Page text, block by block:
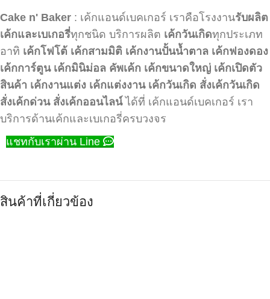
Cake n' Baker : เค้กแอนด์เบคเกอร์ เราคือโรงงานรับผลิต
เค้กและเบเกอรี่ทุกชนิด บริการผลิต เค้กวันเกิดทุกประเภท
อาทิ เค้กโฟโต้ เค้กสามมิติ เค้กงานปั้นน้ำตาล เค้กฟองดอง
เค้กการ์ตูน เค้กมินิม่อล คัพเค้ก เค้กขนาดใหญ่ เค้กเปิดตัว
สินค้า เค้กงานแต่ง เค้กแต่งงาน เค้กวันเกิด สั่งเค้กวันเกิด
สั่งเค้กด่วน สั่งเค้กออนไลน์ได้ที่ เค้กแอนด์เบคเกอร์ เรา
บริการด้านเค้กและเบเกอรี่ครบวงจร
แชทกับเราผ่าน Line
สินค้าที่เกี่ยวข้อง